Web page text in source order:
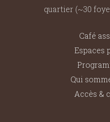
quartier (~30
Café
Espaces
Qui
Accès &